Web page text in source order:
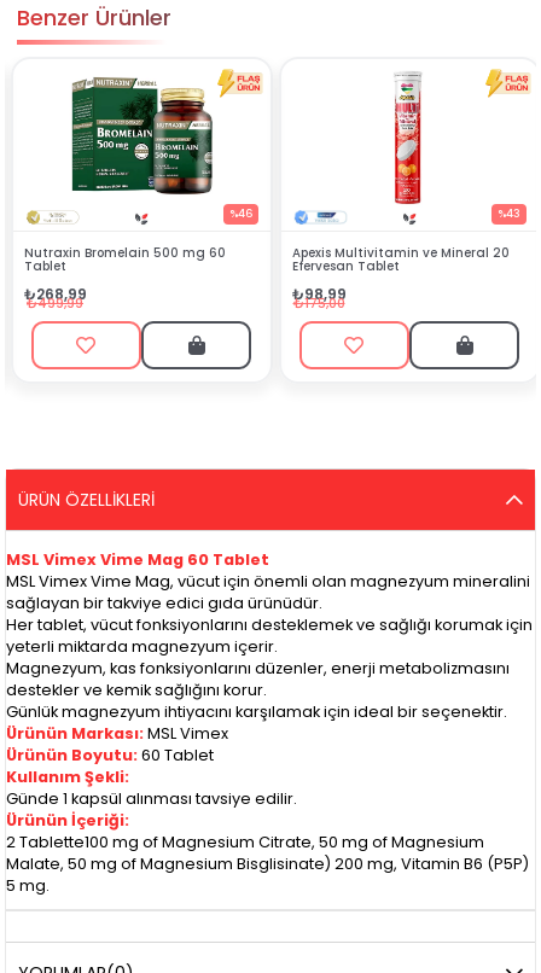
Benzer Ürünler
500 mg 60 Apexis Multivitamin ve Mineral 20
Efervesan Tablet
Silenzio Sprey 30
ÜRÜN ÖZELLIKLERI
MSL Vimex Vime Mag 60 Tablet
MSL Vimex Vime Mag, vücut için önemli olan magnezyum mineralini
sağlayan bir takviye edici gıda ürünüdür.
Her tablet, vücut fonksiyonlarını desteklemek ve sağlığı korumak için
yeterli miktarda magnezyum içerir.
Magnezyum, kas fonksiyonlarını düzenler, enerji metabolizmasını
destekler ve kemik sağlığını korur.
Günlük magnezyum ihtiyacını karşılamak için ideal bir seçenektir.
Ürünün Markası: MSL Vimex
Ürünün Boyutu:60 Tablet
Kullanım Şekli:
Günde 1 kapsül alınması tavsiye edilir.
Ürünün İçeriği:
2 Tablette100 mg of Magnesium Citrate, 50 mg of Magnesium
Malate, 50 mg of Magnesium Bisglisinate) 200 mg, Vitamin B6 (P5P)
5 mg.